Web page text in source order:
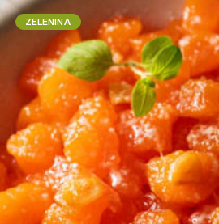
ZELENINA